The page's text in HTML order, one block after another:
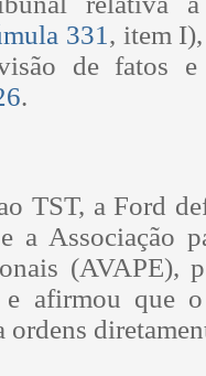
331 , item
de fatos e
.
TST, a Ford
a Associação
(AVAPE),
afirmou que
ordens